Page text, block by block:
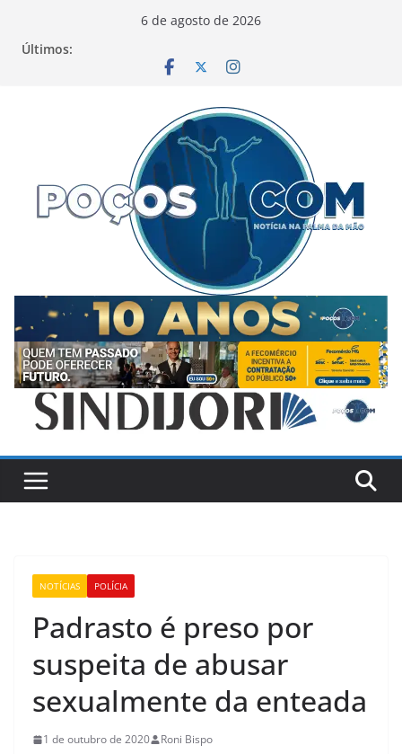
6 de agosto de 2026
Últimos:
NOTÍCIAS POLÍCIA
Padrasto é preso por
suspeita de abusar
sexualmente da enteada
1 de outubro de 2020 Roni Bispo